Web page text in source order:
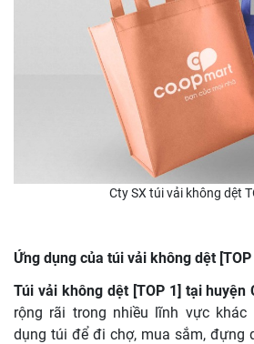
Cty SX túi vải không dệt
Ứng dụng của túi vải không dệt [TOP
Túi vải không dệt [TOP 1] tại huyện
rộng rãi trong nhiều lĩnh vực
dụng túi để đi chợ, mua sắm, đựng